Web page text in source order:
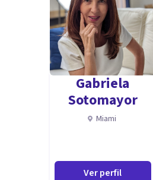
Gabriela
Sotomayor
Miami
Ver perfil